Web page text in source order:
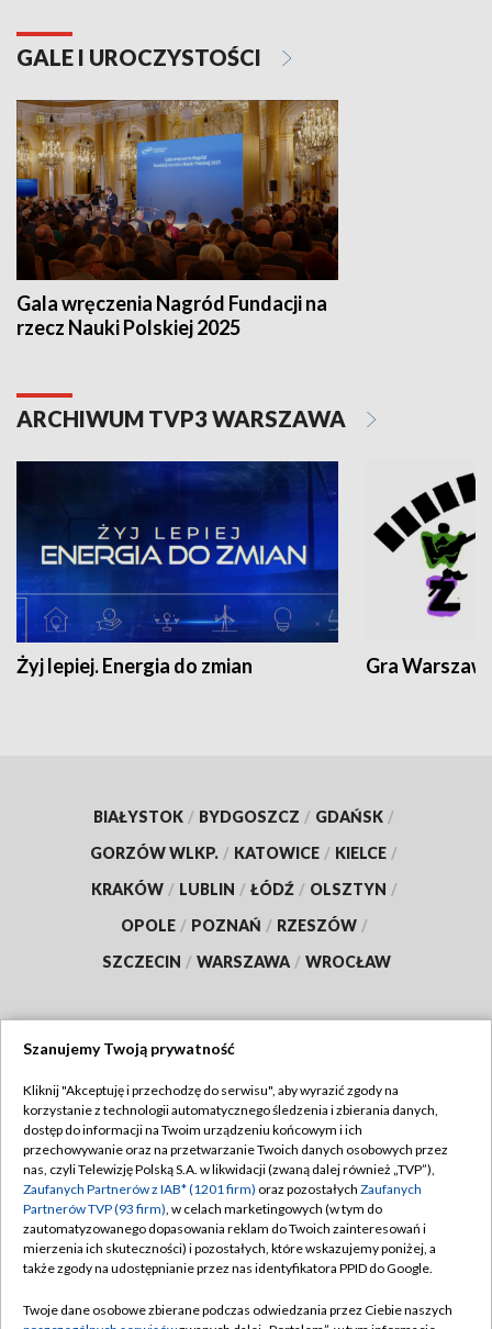
GALE I UROCZYSTOŚCI
Gala wręczenia Nagród Fundacji na
rzecz Nauki Polskiej 2025
ARCHIWUM TVP3 WARSZAWA
Żyj lepiej. Energia do zmian Gra
BIAŁYSTOK / BYDGOSZCZ / GDAŃSK /
GORZÓW WLKP. / KATOWICE / KIELCE /
KRAKÓW / LUBLIN / ŁÓDŹ / OLSZTYN /
OPOLE / POZNAŃ / RZESZÓW /
SZCZECIN / WARSZAWA / WROCŁAW
TVP
Abonament TVP
Emisja w TVP
Centrum informacji TVP
Naziemna Telewizja Cyfrowa
Regulamin TVP
Polityka prywatności
Moje zgody
Pomoc
Szanujemy Twoją prywatność
Kliknij "Akceptuję i przechodzę do serwisu", aby wyrazić zgody na
korzystanie z technologii automatycznego śledzenia i zbierania danych,
dostęp do informacji na Twoim urządzeniu końcowym i ich
przechowywanie oraz na przetwarzanie Twoich danych osobowych przez
nas, czyli Telewizję Polską S.A. w likwidacji (zwaną dalej również „TVP”),
Zaufanych Partnerów z IAB* (1201 firm) oraz pozostałych Zaufanych
Partnerów TVP (93 firm), w celach marketingowych (w tym do
zautomatyzowanego dopasowania reklam do Twoich zainteresowań i
mierzenia ich skuteczności) i pozostałych, które wskazujemy poniżej, a
także zgody na udostępnianie przez nas identyfikatora PPID do Google.
Twoje dane osobowe zbierane podczas odwiedzania przez Ciebie naszych